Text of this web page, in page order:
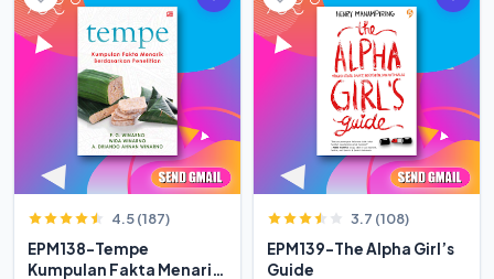
4.5 (187)
EPM138-Tempe
Kumpulan Fakta Menarik
3.7 (108)
EPM139-The Alpha Girl’s
Guide